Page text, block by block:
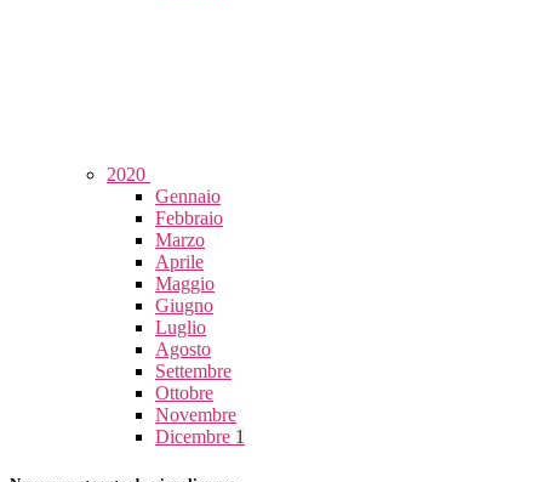
2020
Gennaio
Febbraio
Marzo
Aprile
Maggio
Giugno
Luglio
Agosto
Settembre
Ottobre
Novembre
Dicembre 1